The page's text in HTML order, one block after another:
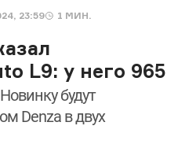
23:59 1 МИН.
L9: у него 965
Новинку будут
Denza в двух